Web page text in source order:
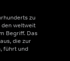
zu
weltweit
Begriff. Das
die zur
führt und